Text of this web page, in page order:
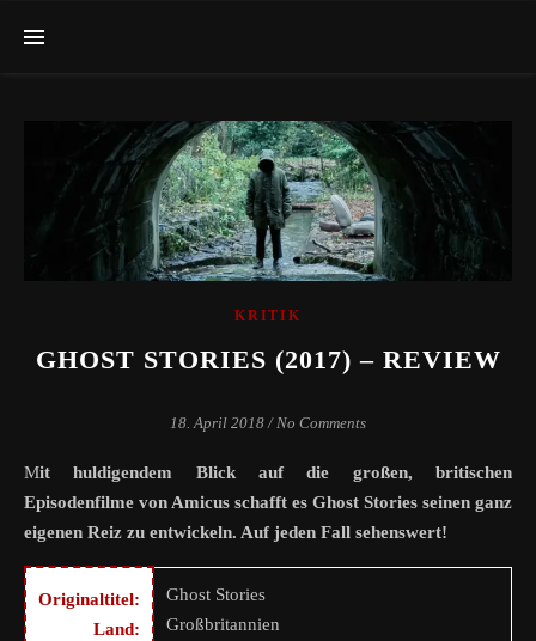
KRITIK
GHOST STORIES (2017) – REVIEW
18. April 2018 / No Comments
Mit huldigendem Blick auf die großen, britischen
Episodenfilme von Amicus schafft es Ghost Stories seinen ganz
eigenen Reiz zu entwickeln. Auf jeden Fall sehenswert!
Originaltitel:
Land:
Ghost Stories
Großbritannien